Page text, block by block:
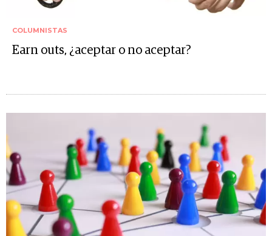
COLUMNISTAS
Earn outs, ¿aceptar o no aceptar?